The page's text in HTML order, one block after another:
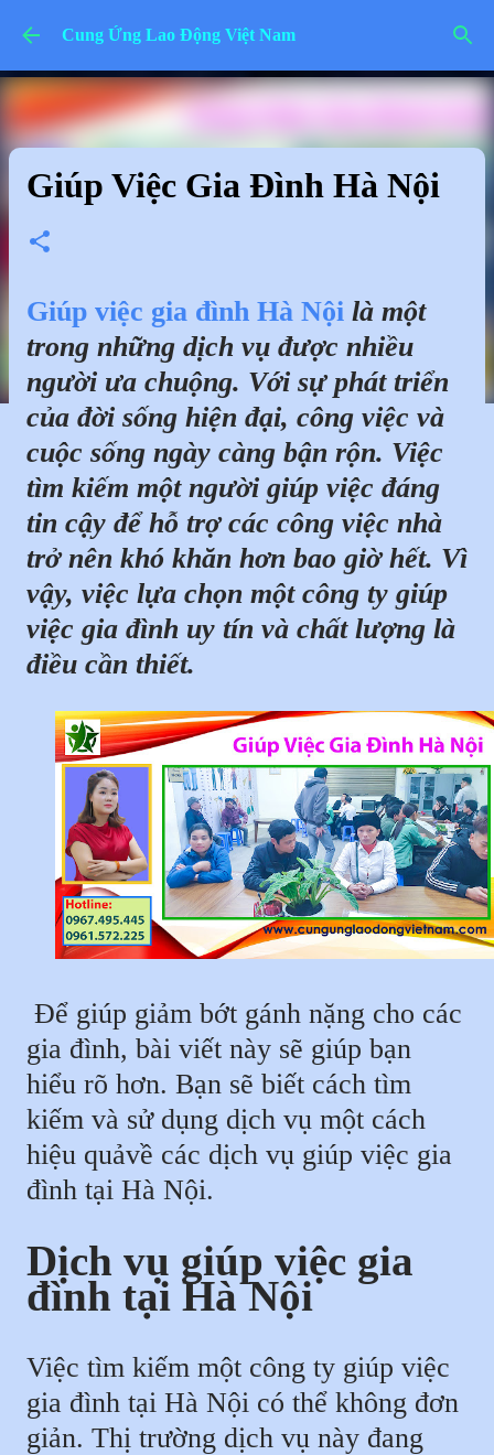
Chuyển đến nội dung chính
Cung Ứng Lao Động Việt Nam
Giúp Việc Gia Đình Hà Nội
Giúp việc gia đình Hà Nội là một
trong những dịch vụ được nhiều
người ưa chuộng. Với sự phát triển
của đời sống hiện đại, công việc và
cuộc sống ngày càng bận rộn. Việc
tìm kiếm một người giúp việc đáng
tin cậy để hỗ trợ các công việc nhà
trở nên khó khăn hơn bao giờ hết. Vì
vậy, việc lựa chọn một công ty giúp
việc gia đình uy tín và chất lượng là
điều cần thiết.
Để giúp giảm bớt gánh nặng cho các
gia đình, bài viết này sẽ giúp bạn
hiểu rõ hơn. Bạn sẽ biết cách tìm
kiếm và sử dụng dịch vụ một cách
hiệu quảvề các dịch vụ giúp việc gia
đình tại Hà Nội.
Dịch vụ giúp việc gia
đình tại Hà Nội
Việc tìm kiếm một công ty giúp việc
gia đình tại Hà Nội có thể không đơn
giản. Thị trường dịch vụ này đang